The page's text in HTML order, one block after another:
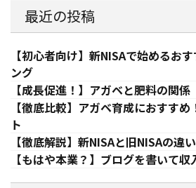
最近の投稿
【初心者向け】新NISAで始めるお
ング
【成長促進！】アガベと肥料の関係
【徹底比較】アガベ育成におすす
ト
【徹底解説】新NISAと旧NISAの違い
【もはや本業？】ブログを書いて収